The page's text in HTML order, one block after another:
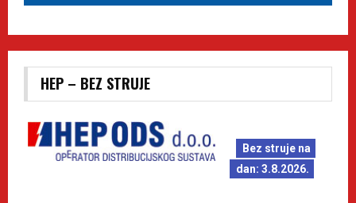
HEP – BEZ STRUJE
Bez struje na
dan: 3.8.2026.